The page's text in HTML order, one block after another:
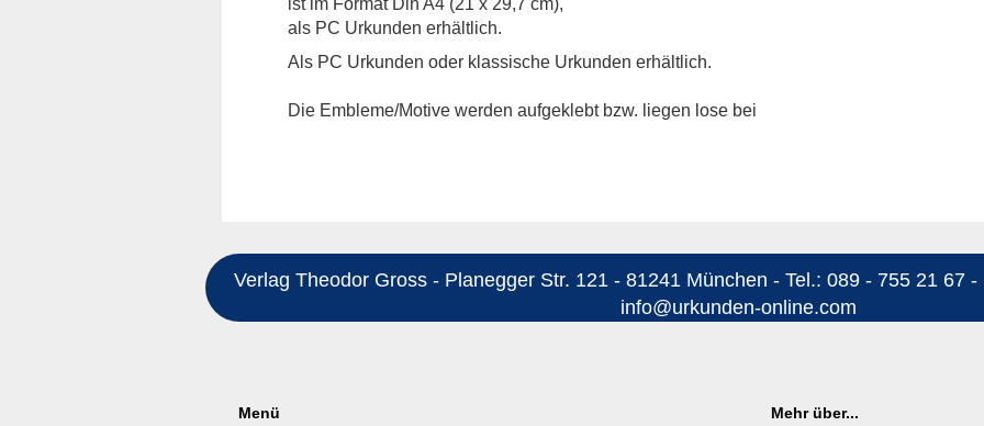
ist im Format Din A4 (21 x 29,7 cm),
als PC Urkunden erhältlich.
Als PC Urkunden oder klassische Urkunden erhältlich.
Die Embleme/Motive werden aufgeklebt bzw. liegen lose bei
Verlag Theodor Gross - Planegger Str. 121 - 81241 München - Tel.: 089 - 755 21 67
info@urkunden-online.com
Menü Mehr über...